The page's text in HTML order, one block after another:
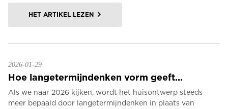
HET ARTIKEL LEZEN
2026-01-29
Hoe langetermijndenken vorm geeft...
Als we naar 2026 kijken, wordt het huisontwerp steeds
meer bepaald door langetermijndenken in plaats van